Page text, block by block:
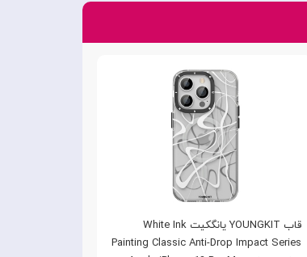
قاب YOUNGKIT یانگکیت White Ink
Painting Classic Anti-Drop Impact Series